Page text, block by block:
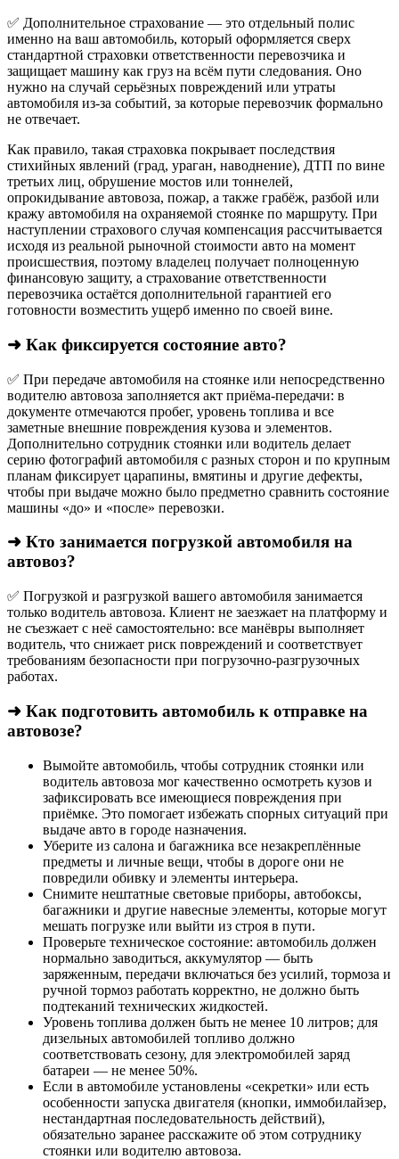
✅ Дополнительное страхование — это отдельный полис
именно на ваш автомобиль, который оформляется сверх
стандартной страховки ответственности перевозчика и
защищает машину как груз на всём пути следования. Оно
нужно на случай серьёзных повреждений или утраты
автомобиля из‑за событий, за которые перевозчик формально
не отвечает.​
Как правило, такая страховка покрывает последствия
стихийных явлений (град, ураган, наводнение), ДТП по вине
третьих лиц, обрушение мостов или тоннелей,
опрокидывание автовоза, пожар, а также грабёж, разбой или
кражу автомобиля на охраняемой стоянке по маршруту. При
наступлении страхового случая компенсация рассчитывается
исходя из реальной рыночной стоимости авто на момент
происшествия, поэтому владелец получает полноценную
финансовую защиту, а страхование ответственности
перевозчика остаётся дополнительной гарантией его
готовности возместить ущерб именно по своей вине.
➜ Как фиксируется состояние авто?
✅ При передаче автомобиля на стоянке или непосредственно
водителю автовоза заполняется акт приёма-передачи: в
документе отмечаются пробег, уровень топлива и все
заметные внешние повреждения кузова и элементов.
Дополнительно сотрудник стоянки или водитель делает
серию фотографий автомобиля с разных сторон и по крупным
планам фиксирует царапины, вмятины и другие дефекты,
чтобы при выдаче можно было предметно сравнить состояние
машины «до» и «после» перевозки.
➜ Кто занимается погрузкой автомобиля на
автовоз?
✅ Погрузкой и разгрузкой вашего автомобиля занимается
только водитель автовоза. Клиент не заезжает на платформу и
не съезжает с неё самостоятельно: все манёвры выполняет
водитель, что снижает риск повреждений и соответствует
требованиям безопасности при погрузочно-разгрузочных
работах.
➜ Как подготовить автомобиль к отправке на
автовозе?
Вымойте автомобиль, чтобы сотрудник стоянки или
водитель автовоза мог качественно осмотреть кузов и
зафиксировать все имеющиеся повреждения при
приёмке. Это помогает избежать спорных ситуаций при
выдаче авто в городе назначения.
Уберите из салона и багажника все незакреплённые
предметы и личные вещи, чтобы в дороге они не
повредили обивку и элементы интерьера.
Снимите нештатные световые приборы, автобоксы,
багажники и другие навесные элементы, которые могут
мешать погрузке или выйти из строя в пути.
Проверьте техническое состояние: автомобиль должен
нормально заводиться, аккумулятор — быть
заряженным, передачи включаться без усилий, тормоза и
ручной тормоз работать корректно, не должно быть
подтеканий технических жидкостей.
Уровень топлива должен быть не менее 10 литров; для
дизельных автомобилей топливо должно
соответствовать сезону, для электромобилей заряд
батареи — не менее 50%.
Если в автомобиле установлены «секретки» или есть
особенности запуска двигателя (кнопки, иммобилайзер,
нестандартная последовательность действий),
обязательно заранее расскажите об этом сотруднику
стоянки или водителю автовоза.